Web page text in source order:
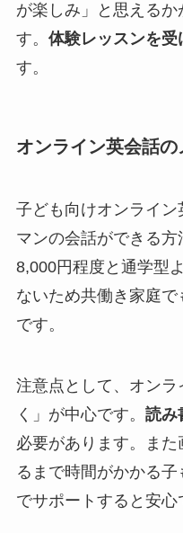
が楽しみ」と思える
す。 体験レッスンを受
す。
オンライン英会話
子ども向けオンライ
マンの会話ができる
8,000円程度と通学型
ないため共働き家庭
です。
注意点として、オン
く」が中心です。 読み
必要があります。ま
るまで時間がかかる
でサポートすると安心